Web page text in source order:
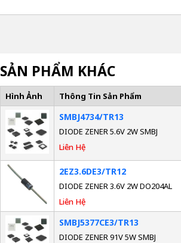
SẢN PHẨM KHÁC
Hình Ảnh Thông Tin Sản Phẩm
SMBJ4734/TR13
DIODE ZENER 5.6V 2W SMBJ
Liên Hệ
2EZ3.6DE3/TR12
DIODE ZENER 3.6V 2W DO204AL
Liên Hệ
SMBJ5377CE3/TR13
DIODE ZENER 91V 5W SMBJ